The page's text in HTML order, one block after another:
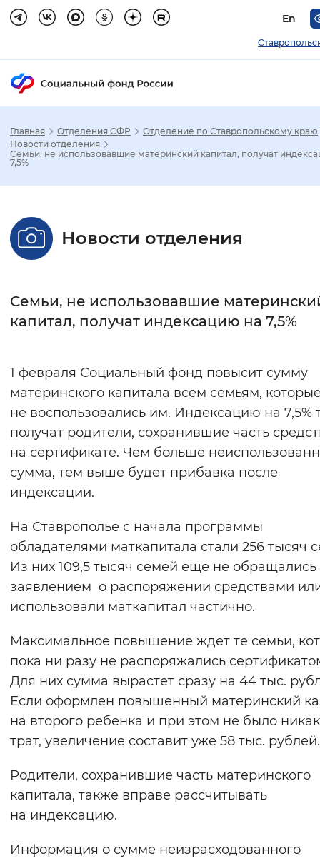
En
Стандартный Увеличенный
Без засечек С засечками
Нормальный Увеличенный
Цвет сайта
Монохромный Инверсивный
Синий фон
Включены Выключены
Звуковой ассистент
Воспроизвести Остановить
Вернуть стандартные настройки
Главная Отделения СФР
Отделение по Ставропольскому краю
Новости отделения
Семьи, не использовавшие материнский капитал, получат
7,5%
Новости отделения
Семьи, не использовавшие
капитал, получат индексацию на 7,5%
1 февраля Социальный фонд повысит сумму
материнского капитала всем семьям,
не воспользовались им. Индексацию на 7,5%
получат родители, сохранившие часть
на сертификате. Чем больше
сумма, тем выше будет прибавка после
индексации.
На Ставрополье с начала программы
обладателями маткапитала стали 256 тысяч
Из них 109,5 тысяч семей еще не обращались
заявлением о распоряжении средствами
использовали маткапитал частично.
Максимальное повышение ждет те семьи,
пока ни разу не распоряжались
Для них сумма вырастет сразу на 44 тыс.
Если оформлен повышенный материнский
на второго ребенка и при этом не было
трат, увеличение составит уже 58 тыс. рублей.
Родители, сохранившие часть материнского
капитала, также вправе рассчитывать
на индексацию.
Информация о сумме неизрасходованного